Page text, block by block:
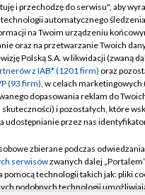
TVP
TVP
TVP
informacji TVP
Telewizja Cyfrowa
Regulamin TVP
Polityka
Moje zgody
Pomoc
Kontakt
i przechodzę do serwisu", aby
automatycznego
na Twoim urządzeniu
oraz na przetwarzanie Twoich
Polską S.A. w likwidacji (zwaną
z IAB* (1201 firm) oraz
(93 firm), w celach marketingowych
dopasowania reklam do
i pozostałych, które
udostępnianie przez nas
zbierane podczas
serwisówzwanych dalej
pomocą technologii takich jak: pliki
podobnych technologii